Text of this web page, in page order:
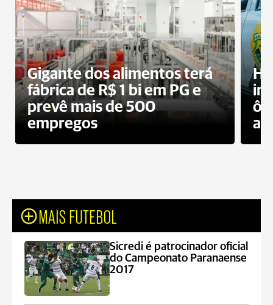
Gigante dos alimentos terá
fábrica de R$ 1 bi em PG e
prevê mais de 500
empregos
MAIS FUTEBOL
Sicredi é patrocinador oficial
do Campeonato Paranaense
2017